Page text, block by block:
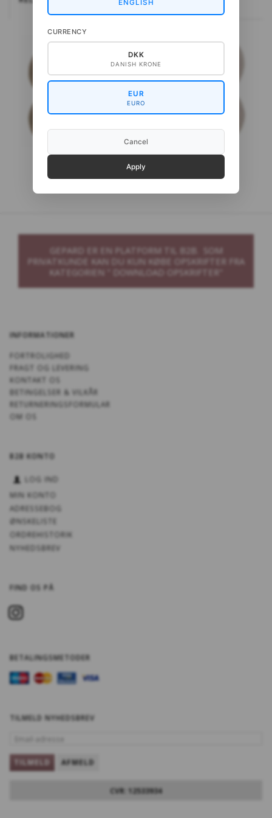
Gepard Wild & Soft Gepard My FineWool
GEPARD ER EN PLATFORM TIL B2B. SOM
PRIVATKUNDE KAN DU KUN KØBE OPSKRIFTER FRA
KATEGORIEN " DOWNLOAD OPSKRIFTER"
INFORMATIONER
FORTROLIGHED
FRAGT OG LEVERING
KONTAKT OS
BETINGELSER & VILKÅR
RETURNERINGSFORMULAR
OM OS
B2B KONTO
LOG IND
MIN KONTO
ADRESSEBOG
ØNSKELISTE
ORDREHISTORIK
NYHEDSBREV
FIND OS PÅ
BETALINGSMETODER
TILMELD NYHEDSBREV
TILMELD AFMELD
CVR: 12533934
ENGLISH
CURRENCY
DKK
DANISH KRONE
EUR
EURO
Cancel
Apply